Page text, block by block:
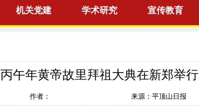
机关党建 学术研究 宣传教育
丙午年黄帝故里拜祖大典在新郑举行
作者： 来源： 平顶山日报